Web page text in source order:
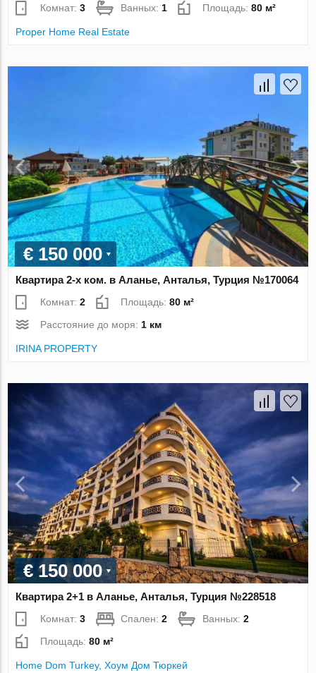
Комнат:3 Ванных:1 Площадь:80 м²
Proper Home Real Estate
€ 150 000
Квартира 2-х ком. в Аланье, Анталья, Турция №170064
Комнат:2 Площадь:80 м²
Расстояние до моря: 1 км
IRINA PROPERTY
€ 150 000
Квартира 2+1 в Аланье, Анталья, Турция №228518
Комнат:3 Спален:2 Ванных:2
Площадь:80 м²
Home Dom Turkey, Хоум Дом Тюркей